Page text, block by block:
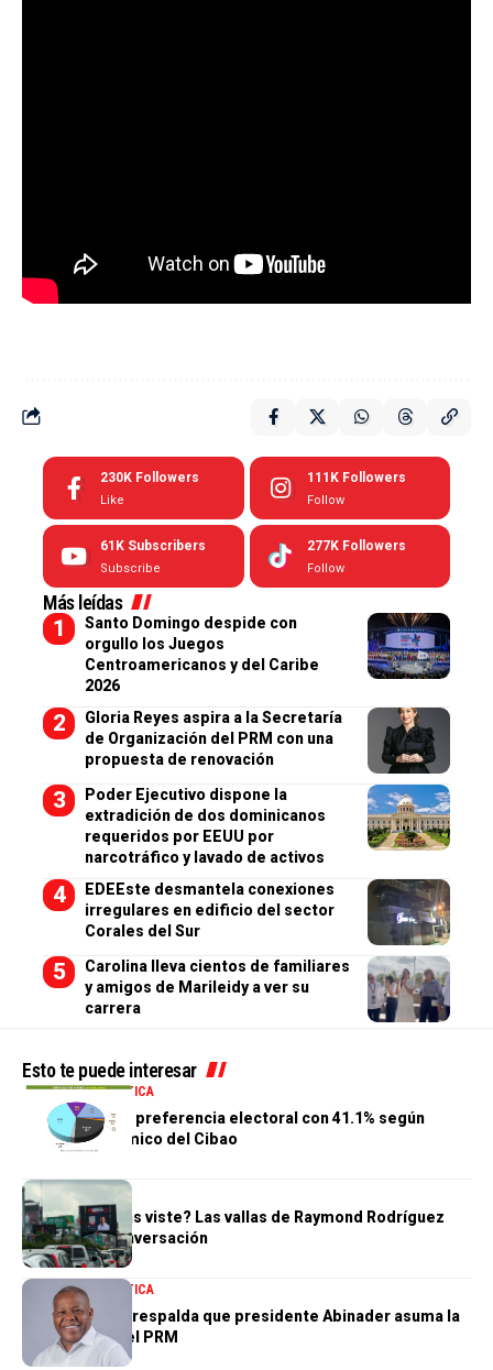
230K Followers
Like
111K Followers
Follow
61K Subscribers
Subscribe
277K Followers
Follow
Más leídas
Santo Domingo despide con
orgullo los Juegos
Centroamericanos y del Caribe
2026
Gloria Reyes aspira a la Secretaría
de Organización del PRM con una
propuesta de renovación
Poder Ejecutivo dispone la
extradición de dos dominicanos
requeridos por EEUU por
narcotráfico y lavado de activos
EDEEste desmantela conexiones
irregulares en edificio del sector
Corales del Sur
Carolina lleva cientos de familiares
y amigos de Marileidy a ver su
carrera
Esto te puede interesar
NACIONALESPOLÍTICA
PRM mantiene preferencia electoral con 41.1% según
Centro Económico del Cibao
POLÍTICA
¿Tú también las viste? Las vallas de Raymond Rodríguez
dominan la conversación
NACIONALES POLÍTICA
Adán Peguero respalda que presidente Abinader asuma la
presidencia del PRM